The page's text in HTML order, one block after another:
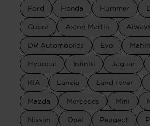
Ford Honda Hummer
Cupra Aston Martin Aiways
DR Automobiles Evo
Hyundai Infiniti Jaguar
KIA Lancia Land rover
Mazda Mercedes Mini
Nissan Opel Peugeot